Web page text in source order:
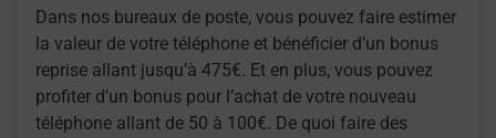
Dans nos bureaux de poste, vous pouvez faire estimer
la valeur de votre téléphone et bénéficier d’un bonus
reprise allant jusqu’à 475€. Et en plus, vous pouvez
profiter d’un bonus pour l’achat de votre nouveau
téléphone allant de 50 à 100€. De quoi faire des